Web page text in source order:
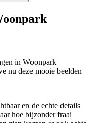
in Woonpark
en de echte details
hoe bijzonder fraai